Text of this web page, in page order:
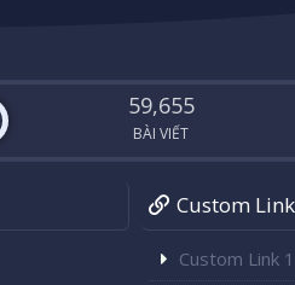
59,655
BÀI VIẾT
Custom
Custom Link 1